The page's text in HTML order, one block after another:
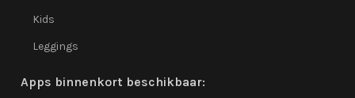
Kids
Leggings
Apps binnenkort beschikbaar: